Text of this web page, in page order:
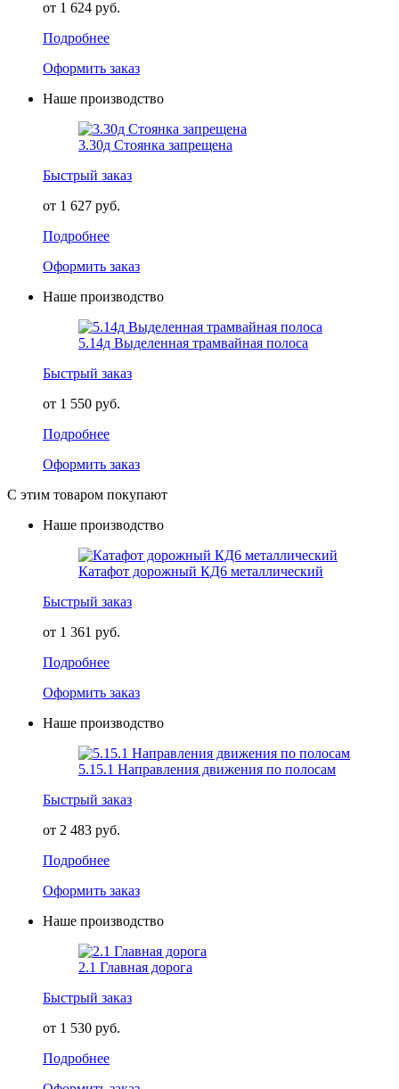
от 1 624 руб.
Подробнее
Оформить заказ
Наше производство
3.30д Стоянка запрещена
Быстрый заказ
от 1 627 руб.
Подробнее
Оформить заказ
Наше производство
5.14д Выделенная трамвайная полоса
Быстрый заказ
от 1 550 руб.
Подробнее
Оформить заказ
С этим товаром покупают
Наше производство
Катафот дорожный КД6 металлический
Быстрый заказ
от 1 361 руб.
Подробнее
Оформить заказ
Наше производство
5.15.1 Направления движения по полосам
Быстрый заказ
от 2 483 руб.
Подробнее
Оформить заказ
Наше производство
2.1 Главная дорога
Быстрый заказ
от 1 530 руб.
Подробнее